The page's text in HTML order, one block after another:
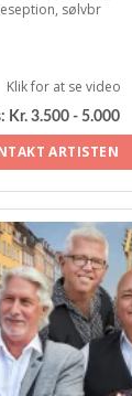
sølvbr
Klik for at se video
Kr. 3.500 - 5.000
ARTISTEN